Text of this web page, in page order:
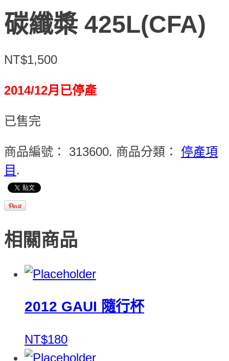
碳纖槳 425L(CFA)
NT$1,500
2014/12月已停產
已售完
商品編號： 313600. 商品分類： 停產項
目 .
相關商品
2012 GAUI 隨行杯
NT$180